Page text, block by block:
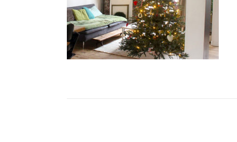
sur Twitter sur Instagram